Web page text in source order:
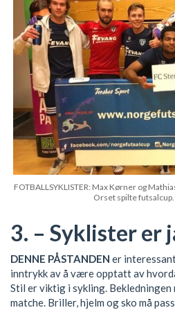
FOTBALLSYKLISTER: Max Kørner og
Orset spilte
3. – Syklister er
DENNE PÅSTANDEN er
inntrykk av å være opptatt av
Stil er viktig i sykling. Bekledningen
matche. Briller, hjelm og sko må